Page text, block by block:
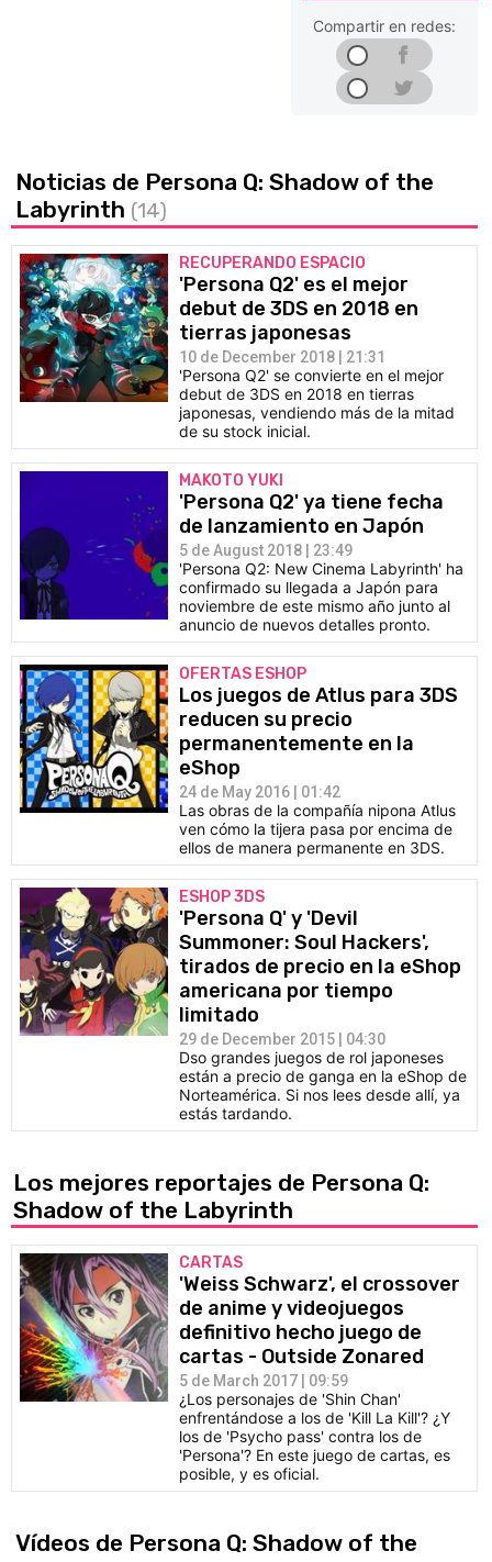
Compartir en redes:
Noticias de Persona Q: Shadow of the
Labyrinth (14)
RECUPERANDO ESPACIO
'Persona Q2' es el mejor
debut de 3DS en 2018 en
tierras japonesas
10 de December 2018 | 21:31
'Persona Q2' se convierte en el mejor
debut de 3DS en 2018 en tierras
japonesas, vendiendo más de la mitad
de su stock inicial.
MAKOTO YUKI
'Persona Q2' ya tiene fecha
de lanzamiento en Japón
5 de August 2018 | 23:49
'Persona Q2: New Cinema Labyrinth' ha
confirmado su llegada a Japón para
noviembre de este mismo año junto al
anuncio de nuevos detalles pronto.
OFERTAS ESHOP
Los juegos de Atlus para 3DS
reducen su precio
permanentemente en la
eShop
24 de May 2016 | 01:42
Las obras de la compañía nipona Atlus
ven cómo la tijera pasa por encima de
ellos de manera permanente en 3DS.
ESHOP 3DS
'Persona Q' y 'Devil
Summoner: Soul Hackers',
tirados de precio en la eShop
americana por tiempo
limitado
29 de December 2015 | 04:30
Dso grandes juegos de rol japoneses
están a precio de ganga en la eShop de
Norteamérica. Si nos lees desde allí, ya
estás tardando.
Los mejores reportajes de Persona Q:
Shadow of the Labyrinth
CARTAS
'Weiss Schwarz', el crossover
de anime y videojuegos
definitivo hecho juego de
cartas - Outside Zonared
5 de March 2017 | 09:59
¿Los personajes de 'Shin Chan'
enfrentándose a los de 'Kill La Kill'? ¿Y
los de 'Psycho pass' contra los de
'Persona'? En este juego de cartas, es
posible, y es oficial.
Vídeos de Persona Q: Shadow of the